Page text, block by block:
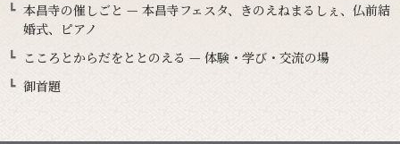
本昌寺の催しごと — 本昌寺フェスタ、きのえねまるしぇ、仏前結
婚式、ピアノ
こころとからだをととのえる — 体験・学び・交流の場
御首題